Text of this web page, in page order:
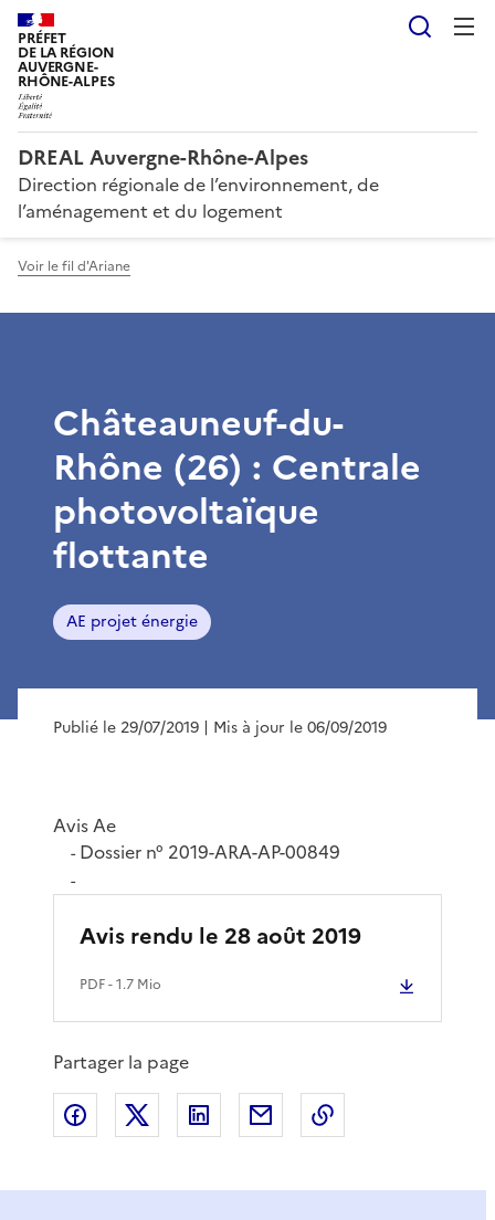
PRÉFET
DE LA RÉGION
AUVERGNE-
RHÔNE-ALPES
DREAL Auvergne-Rhône-Alpes
Direction régionale de l’environnement, de
l’aménagement et du logement
Voir le fil d'Ariane
Châteauneuf-du-
Rhône (26) : Centrale
photovoltaïque
flottante
AE projet énergie
Publié le 29/07/2019 | Mis à jour le 06/09/2019
Avis Ae
-Dossier n° 2019-ARA-AP-00849
-
Avis rendu le 28 août 2019
PDF- 1.7 Mio
Partager la page
Partager sur Facebook
Partager sur XPartager sur LinkedIn
Partager par email